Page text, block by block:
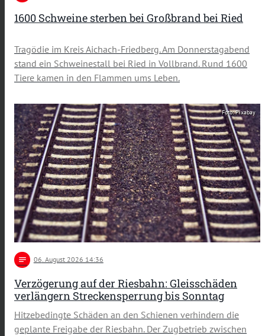
1600 Schweine sterben bei Großbrand bei Ried
Tragödie im Kreis Aichach-Friedberg. Am Donnerstagabend
stand ein Schweinestall bei Ried in Vollbrand. Rund 1600
Tiere kamen in den Flammen ums Leben.
Foto: Pixabay
notes 06. August 2026 14:36
Verzögerung auf der Riesbahn: Gleisschäden
verlängern Streckensperrung bis Sonntag
Hitzebedingte Schäden an den Schienen verhindern die
geplante Freigabe der Riesbahn. Der Zugbetrieb zwischen